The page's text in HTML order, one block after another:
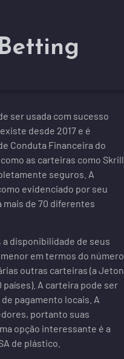
ser usada com sucesso
desde 2017 e é
Conduta Financeira do
as carteiras como Skrill
seguros. A
evidenciado por seu
de 70 diferentes
disponibilidade de seus
em termos do número
outras carteiras (a Jeton
A carteira pode ser
pagamento locais. A
portanto suas
opção interessante é a
de plástico.